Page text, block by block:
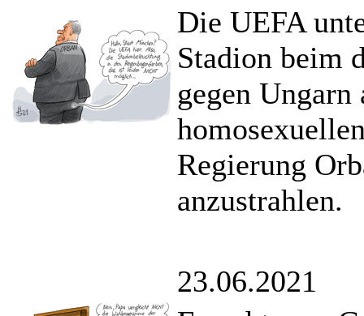
Die UEFA
Stadion beim
gegen Ungarn
Regierung
anzustrahlen.
23.06.2021